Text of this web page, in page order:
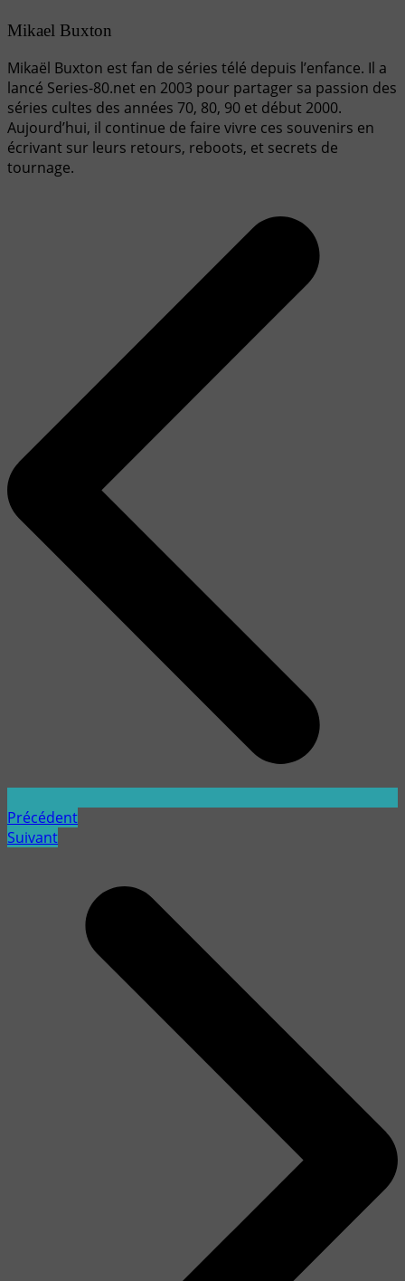
Mikael Buxton
Mikaël Buxton est fan de séries télé depuis l’enfance. Il a
lancé Series-80.net en 2003 pour partager sa passion des
séries cultes des années 70, 80, 90 et début 2000.
Aujourd’hui, il continue de faire vivre ces souvenirs en
écrivant sur leurs retours, reboots, et secrets de
tournage.
Précédent
Suivant